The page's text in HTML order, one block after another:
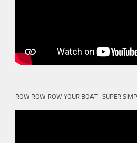
ROW ROW ROW YOUR BOAT | SUPER